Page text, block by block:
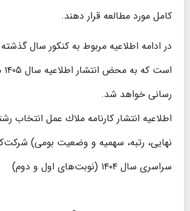
کامل مورد مطالعه قرار دهند.
در ادامه اطلاعیه مربوط به کنکور سال
رسانی خواهد شد.
اطلاعیه انتشار كارنامه ملاك عمل انتخاب
نهایی، رتبه، سهمیه و وضعیت بومی)
سراسری سال ۱۴۰۴ (نوبت‌های اول و دوم)